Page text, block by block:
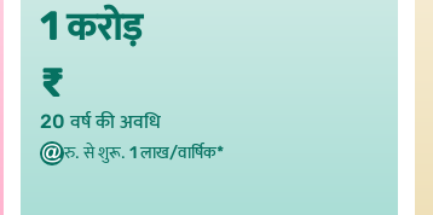
1 करोड़
₹
20 वर्ष की अवधि
रु. से शुरू. 1 लाख/वार्षिक*